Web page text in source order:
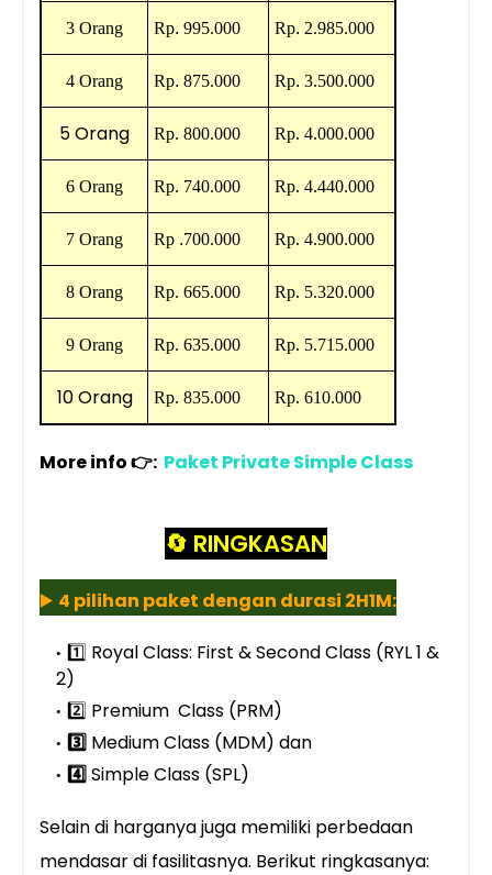
3 Orang Rp. 995.000 Rp. 2.985.000
4 Orang Rp. 875.000 Rp. 3.500.000
5 Orang Rp. 800.000 Rp. 4.000.000
6 Orang Rp. 740.000 Rp. 4.440.000
7 Orang Rp .700.000 Rp. 4.900.000
8 Orang Rp. 665.000 Rp. 5.320.000
9 Orang Rp. 635.000 Rp. 5.715.000
10 Orang Rp. 835.000 Rp. 610.000
More info 👉: Paket Private Simple Class
🔄 RINGKASAN
▶️ 4 pilihan paket dengan durasi 2H1M:
1️⃣ Royal Class: First & Second Class (RYL 1 &
2)
2️⃣ Premium Class (PRM)
3️⃣ Medium Class (MDM) dan
4️⃣Simple Class (SPL)
Selain di harganya juga memiliki perbedaan
mendasar di fasilitasnya. Berikut ringkasanya: